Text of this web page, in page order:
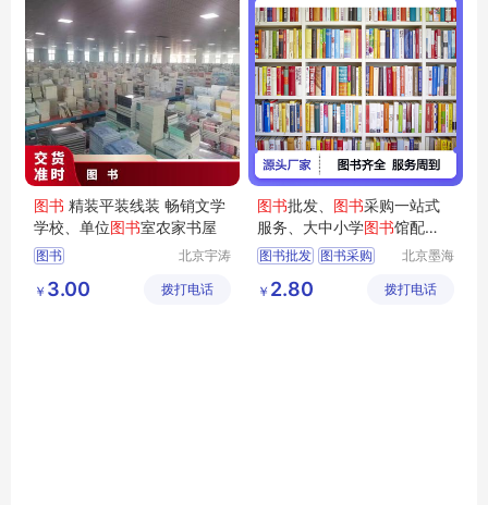
图书 精装平装线装 畅销文学
学校、单位图书室农家书屋
图书
北京宇涛
传播有限
￥ 3.00 拨打电话
图书批发、 图书采购一站式
服务、大中小学图书馆配
书、图书 馆投标
图书批发 图书采购
北京墨海
有限公司
￥ 2.80 拨打电话